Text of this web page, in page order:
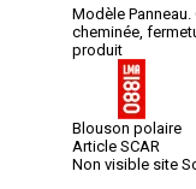
Modèle Panneau.
cheminée,
produit
Blouson polaire
Article SCAR
Non visible site